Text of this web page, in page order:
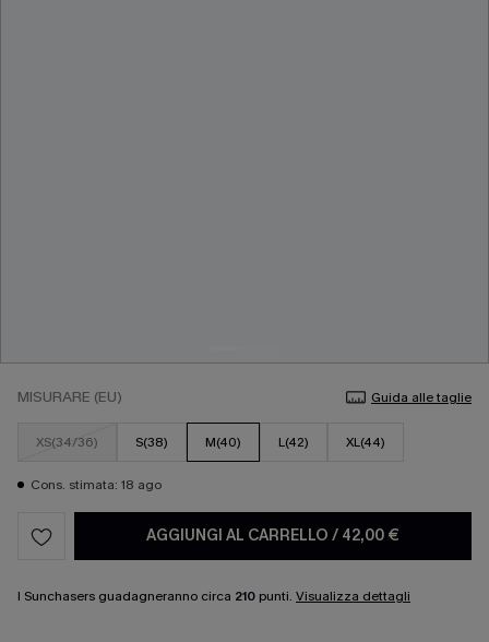
MISURARE (EU) Guida alle taglie
XS(34/36) S(38) M(40) L(42) XL(44)
Cons. stimata: 18 ago
AGGIUNGI AL CARRELLO / 42,00 €
I Sunchasers guadagneranno circa 210 punti. Visualizza dettagli